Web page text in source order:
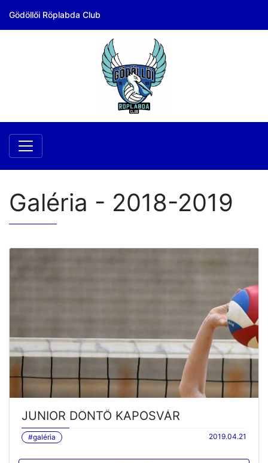
Gödöllői Röplabda Club
Galéria - 2018-2019
JUNIOR DÖNTŐ KAPOSVÁR
#galéria 2019.04.21